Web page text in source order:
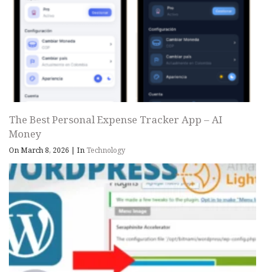
The Best Personal Expense Tracker App – AI
Money
On March 8, 2026 | In Technology